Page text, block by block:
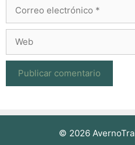
electrónico
© 2026